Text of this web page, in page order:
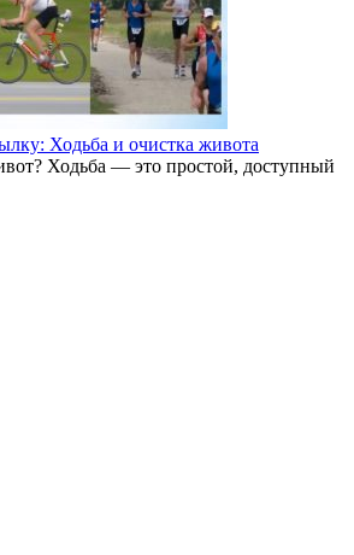
Ходьба и очистка живота
Ходьба — это простой, доступный